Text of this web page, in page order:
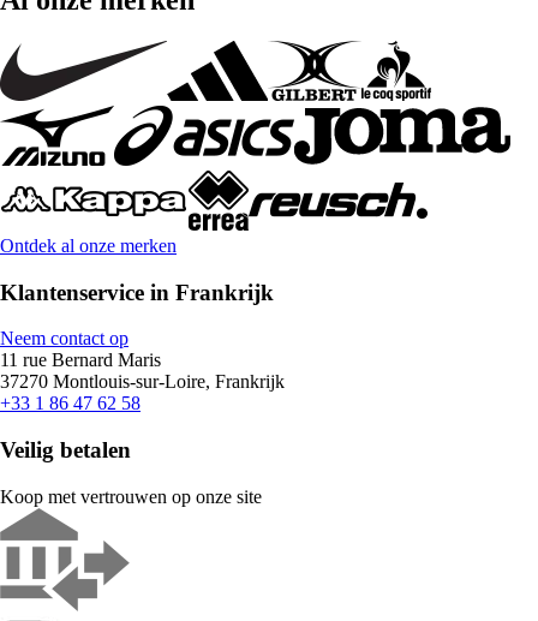
Ontdek al onze merken
Klantenservice in Frankrijk
Neem contact op
11 rue Bernard Maris
37270 Montlouis-sur-Loire, Frankrijk
+33 1 86 47 62 58
Veilig betalen
Koop met vertrouwen op onze site